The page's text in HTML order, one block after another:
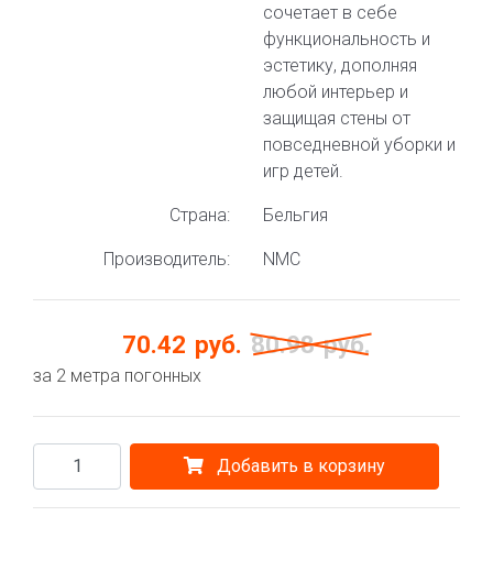
сочетает в себе
функциональность и
эстетику, дополняя
любой интерьер и
защищая стены от
повседневной уборки и
игр детей.
Страна: Бельгия
Производитель: NMC
70.42 руб. 80.98 руб.
за 2 метра погонных
Добавить в корзину